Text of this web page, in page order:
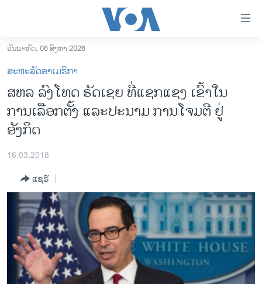
ເຂົ້າ
ຫາ
ຂ້າມ
ຂ້າມ
ໄປ
ຫາ
ຊອກ
ອາເມຣິກາ
ການເລືອກຕັ້ງ ປະທານາທີບໍດີ ສະຫະລັດ 2024
ອິດສະຫຼະພາບດ້ານການຂ່າວ
ຊີວິດຊາວລາວ
ຊຸມຊົນຊາວລາວ
ວິທະຍາສາດ-ເທັກໂນໂລຈີ
ວັນພະຫັດ, 06 ສິງຫາ 2026
ສະຫະລັດອາເມຣິກາ
ສຫລ ລົງໂທດ ຣັດເຊຍ ທີ່ແຊກແຊງ ເຂົ້າໃນ
ການເລືອກຕັ້ງ ແລະປະນາມ ການໂຈມຕີ ຢູ່
ອັງກິດ
16,03,2018
ແຊຣ໌